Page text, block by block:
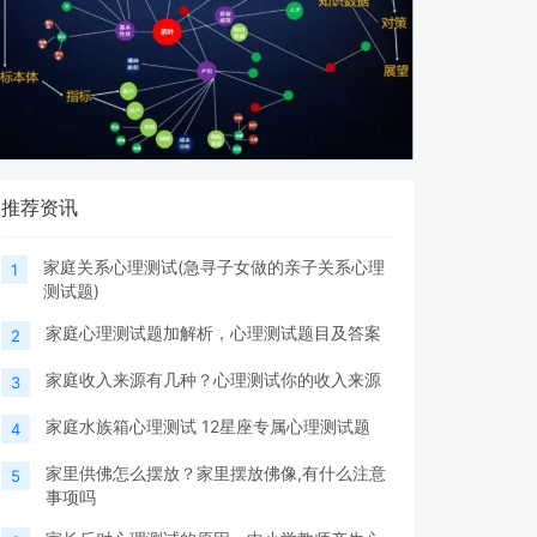
推荐资讯
1
家庭关系心理测试(急寻子女做的亲子关系心理
测试题)
2 家庭心理测试题加解析，心理测试题目及答案
3 家庭收入来源有几种？心理测试你的收入来源
4 家庭水族箱心理测试 12星座专属心理测试题
5
家里供佛怎么摆放？家里摆放佛像,有什么注意
事项吗